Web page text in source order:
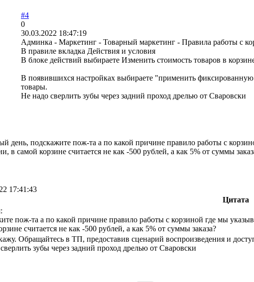
#4
0
30.03.2022 18:47:19
Админка - Маркетинг - Товарный маркетинг - Правила работы с
В правиле вкладка Действия и условия
В блоке действий выбираете Изменить стоимость товаров в
В появившихся настройках выбираете "применить
товары.
Не надо сверлить зубы через задний проход дрелью от Сваровски
день, подскажите пож-та а по какой причине правило работы с
в самой корзине считается не как -500 рублей, а как 5% от суммы
17:41:43
Цитата
пож-та а по какой причине правило работы с корзиной где мы
считается не как -500 рублей, а как 5% от суммы заказа?
Обращайтесь в ТП, предоставив сценарий воспроизведения и
зубы через задний проход дрелью от Сваровски